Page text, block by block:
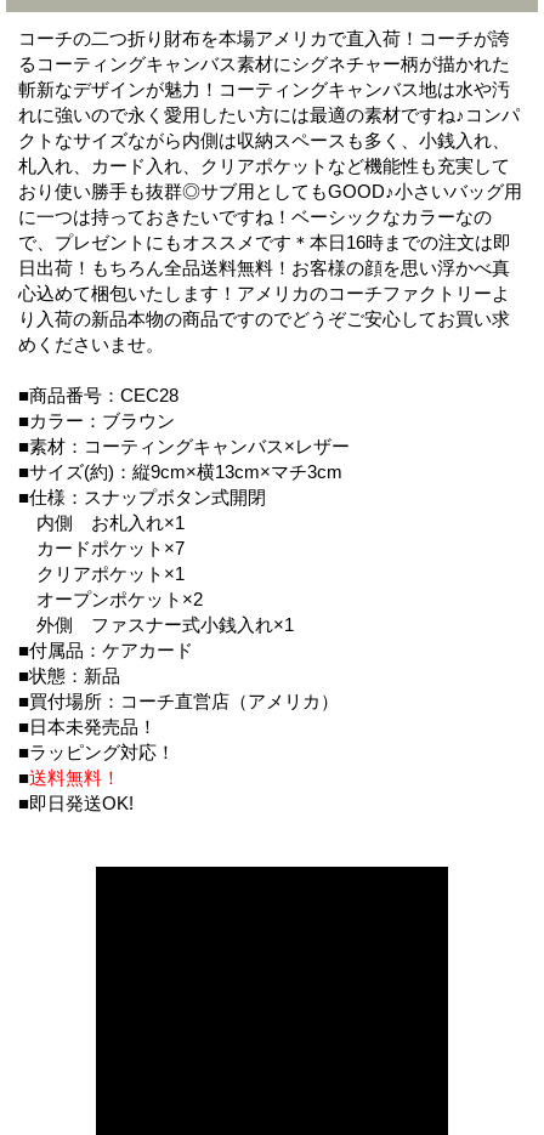
コーチの二つ折り財布を本場アメリカで直入荷！コーチが誇
るコーティングキャンバス素材にシグネチャー柄が描かれた
斬新なデザインが魅力！コーティングキャンバス地は水や汚
れに強いので永く愛用したい方には最適の素材ですね♪コンパ
クトなサイズながら内側は収納スペースも多く、小銭入れ、
札入れ、カード入れ、クリアポケットなど機能性も充実して
おり使い勝手も抜群◎サブ用としてもGOOD♪小さいバッグ用
に一つは持っておきたいですね！ベーシックなカラーなの
で、プレゼントにもオススメです＊本日16時までの注文は即
日出荷！もちろん全品送料無料！お客様の顔を思い浮かべ真
心込めて梱包いたします！アメリカのコーチファクトリーよ
り入荷の新品本物の商品ですのでどうぞご安心してお買い求
めくださいませ。
■商品番号：CEC28
■カラー：ブラウン
■素材：コーティングキャンバス×レザー
■サイズ(約)：縦9cm×横13cm×マチ3cm
■仕様：スナップボタン式開閉
内側 お札入れ×1
カードポケット×7
クリアポケット×1
オープンポケット×2
外側 ファスナー式小銭入れ×1
■付属品：ケアカード
■状態：新品
■買付場所：コーチ直営店（アメリカ）
■日本未発売品！
■ラッピング対応！
■送料無料！
■即日発送OK!